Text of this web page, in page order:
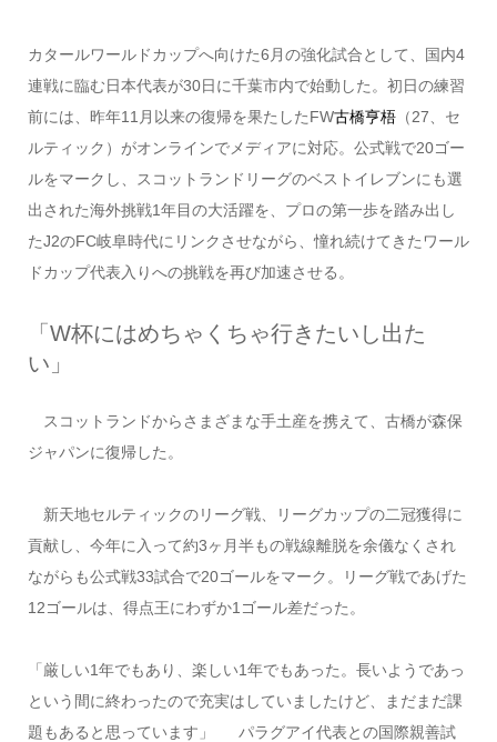
カタールワールドカップへ向けた6月の強化試合として、国内4
連戦に臨む日本代表が30日に千葉市内で始動した。初日の練習
前には、昨年11月以来の復帰を果たしたFW古橋亨梧（27、セ
ルティック）がオンラインでメディアに対応。公式戦で20ゴー
ルをマークし、スコットランドリーグのベストイレブンにも選
出された海外挑戦1年目の大活躍を、プロの第一歩を踏み出し
たJ2のFC岐阜時代にリンクさせながら、憧れ続けてきたワール
ドカップ代表入りへの挑戦を再び加速させる。
「W杯にはめちゃくちゃ行きたいし出た
い」
スコットランドからさまざまな手土産を携えて、古橋が森保
ジャパンに復帰した。
新天地セルティックのリーグ戦、リーグカップの二冠獲得に
貢献し、今年に入って約3ヶ月半もの戦線離脱を余儀なくされ
ながらも公式戦33試合で20ゴールをマーク。リーグ戦であげた
12ゴールは、得点王にわずか1ゴール差だった。
「厳しい1年でもあり、楽しい1年でもあった。長いようであっ
という間に終わったので充実はしていましたけど、まだまだ課
題もあると思っています」 パラグアイ代表との国際親善試